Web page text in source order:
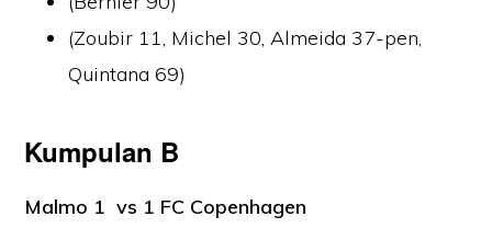
(Zoubir 11, Michel 30, Almeida 37-pen,
Quintana 69)
Kumpulan B
Malmo 1 vs 1 FC Copenhagen